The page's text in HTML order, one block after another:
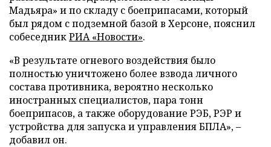
Мадьяра» и по складу с боеприпасами, который
был рядом с подземной базой в Херсоне, пояснил
собеседникРИА «Новости».
«В результате огневого воздействия было
полностью уничтожено более взвода личного
состава противника, вероятно несколько
иностранных специалистов, пара тонн
боеприпасов, а также оборудование РЭБ, РЭР и
устройства для запуска и управления БПЛА», –
добавил он.